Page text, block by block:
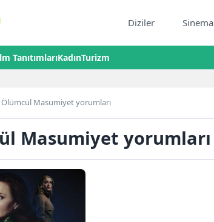
Diziler Sinema
TanıtımlarıKadınTurizm
Masumiyet yorumları
Masumiyet yorumları